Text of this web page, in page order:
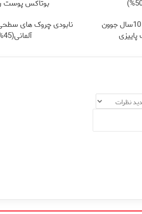
بوتاکس پوست
بدون سوزن پوستتو 10سال جوون
نابودی چروک های
آلمانی(45%تخفیف)